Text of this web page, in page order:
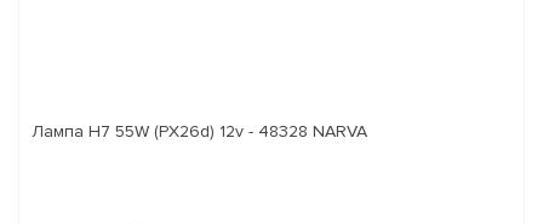
Лампа H7 55W (PX26d) 12v - 48328 NARVA